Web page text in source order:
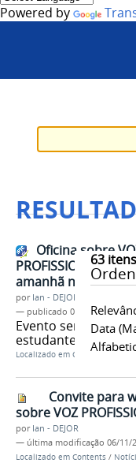
Powered by
63
Data
Oficina sobre
PROFISSIONAL
amanhã no CCTA
por Ian - DEJOR
— publicado 06/11/2023
Evento será
estudantes de
Localizado em Contents /
Convite para
sobre VOZ
por Ian - DEJOR
— última modificação 06/11/
Localizado em Contents /